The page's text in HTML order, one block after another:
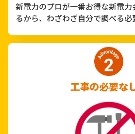
新電力のプロが一番お得な新電
るから、わざわざ自分で調べる必
工事の必要な